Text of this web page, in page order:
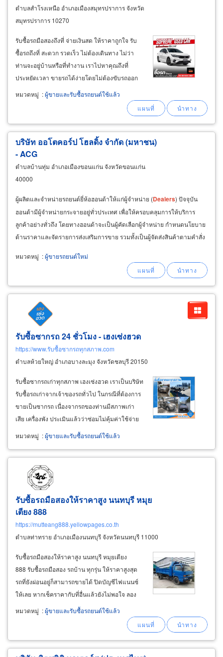
ตำบลสำโรงเหนือ อำเภอเมืองสมุทรปราการ จังหวัด
สมุทรปราการ 10270
รับซื้อรถมือสองถึงที่ จ่ายเงินสด ให้ราคาถูกใจ รับ
ซื้อรถถึงที่ สะดวก รวดเร็ว ไม่ต้องเดินทาง ไม่ว่า
ท่านจะอยู่บ้านหรือที่ทำงาน เราไปหาคุณถึงที่
ประหยัดเวลา ขายรถได้ง่ายโดยไม่ต้องขับรถออก
จากบ้าน จ่ายเงินสด โอนเงินทันทีหลังตกลงขาย ได้
รับเงินทันที ไม่ต้องรอนาน ไม่มีเงื่อนไขซับซ้อน
หมวดหมู่ :ผู้ขายและรับซื้อรถยนต์ใช้แล้ว
บริษัท ออโตคอร์ป โฮลดิ้ง จำกัด (มหาชน)
- ACG
ตำบลบ้านทุ่ม อำเภอเมืองขอนแก่น จังหวัดขอนแก่น
40000
ผู้ผลิตและจำหน่ายรถยนต์ยี่ห้อฮอนด้าให้แก่ผู้จำหน่าย (Dealers) ปัจจุบัน
ฮอนด้ามีผู้จำหน่ายกระจายอยู่ทั่วประเทศ เพื่อให้ครอบคลุมการให้บริการ
ลูกค้าอย่างทั่วถึง โดยทางฮอนด้าจะเป็นผู้คัดเลือกผู้จำหน่าย กำหนดนโยบาย
ด้านราคาและจัดรายการส่งเสริมการขาย รวมทั้งเป็นผู้จัดส่งสินค้าตามคำสั่ง
หมวดหมู่ :ผู้ขายรถยนต์ใหม่
รับซื้อซากรถ 24 ชั่วโมง - เฮงเซ่งฮวด
https://www.รับซื้อซากรถทุกสภาพ.com
ตำบลห้วยใหญ่ อำเภอบางละมุง จังหวัดชลบุรี 20150
รับซื้อซากรถเก่าทุกสภาพ เฮงเซ่งฮวด เราเป็นบริษัท
รับซื้อรถเก่าจากเจ้าของรถทั่วไป ในกรณีที่ต้องการ
ขายเป็นซากรถ เนื่องจากรถของท่านมีสภาพเก่า
เสีย เครื่องพัง ประเมินแล้วว่าซ่อมไม่คุ้มค่าใช้จ่าย
จึงจะไม่ใช้แล้ว และต้องการขายซากให้ได้ราคา
ได้ทุกวัน มีรถเคลื่อนย้ายไปรับถึงที่
หมวดหมู่ :ผู้ขายและรับซื้อรถยนต์ใช้แล้ว
รับซื้อรถมือสองให้ราคาสูง นนทบุรี หมุย
เตียง 888
https://mutteang888.yellowpages.co.th
ตำบลท่าทราย อำเภอเมืองนนทบุรี จังหวัดนนทบุรี 11000
รับซื้อรถมือสองให้ราคาสูง นนทบุรี หมุยเตียง
888 รับซื้อรถมือสอง รถบ้าน ทุกรุ่น ให้ราคาสูงสุด
รถที่ยังผ่อนอยู่ก็สามารถขายได้ ปิดบัญชีไฟแนนซ์
ให้เลย หากเช็คราคากับที่อื่นแล้วยังไม่พอใจ ลอง
มาสอบถามกับเรา ตกลงราคาได้ พร้อมไปซื้อถึงที่
จ่ายเงินสดทันที มีเอกสารซื้อ-ขาย ชัดเจน ปลอดภัย
หมวดหมู่ :ผู้ขายและรับซื้อรถยนต์ใช้แล้ว